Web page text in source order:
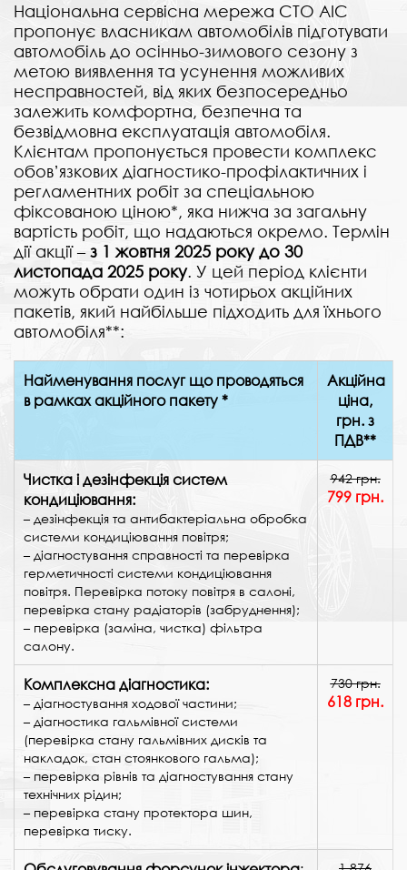
Національна сервісна мережа СТО АІС
пропонує власникам автомобілів підготувати
автомобіль до осінньо-зимового сезону з
метою виявлення та усунення можливих
несправностей, від яких безпосередньо
залежить комфортна, безпечна та
безвідмовна експлуатація автомобіля.
Клієнтам пропонується провести комплекс
обов’язкових діагностико-профілактичних і
регламентних робіт за спеціальною
фіксованою ціною*, яка нижча за загальну
вартість робіт, що надаються окремо. Термін
дії акції –з 1 жовтня 2025 року до 30
листопада 2025 року. У цей період клієнти
можуть обрати один із чотирьох акційних
пакетів, який найбільше підходить для їхнього
автомобіля**:
Найменування послуг що проводяться
в рамках акційного пакету *
Акційна
ціна,
грн. з
ПДВ**
Чистка і дезінфекція систем
кондиціювання:
– дезінфекція та антибактеріальна обробка
системи кондиціювання повітря;
– діагностування справності та перевірка
герметичності системи кондиціювання
повітря. Перевірка потоку повітря в салоні,
перевірка стану радіаторів (забруднення);
– перевірка (заміна, чистка) фільтра
салону.
942 грн.
799 грн.
Комплексна діагностика:
– діагностування ходової частини;
– діагностика гальмівної системи
(перевірка стану гальмівних дисків та
накладок, стан стоянкового гальма);
– перевірка рівнів та діагностування стану
технічних рідин;
– перевірка стану протектора шин,
перевірка тиску.
730 грн.
618 грн.